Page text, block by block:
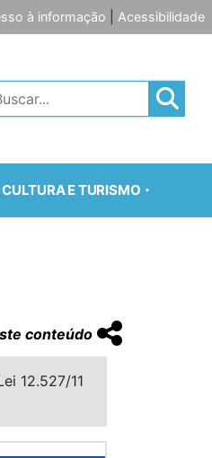
à informação Acessibilidade
E TURISMO
conteúdo
12.527/11